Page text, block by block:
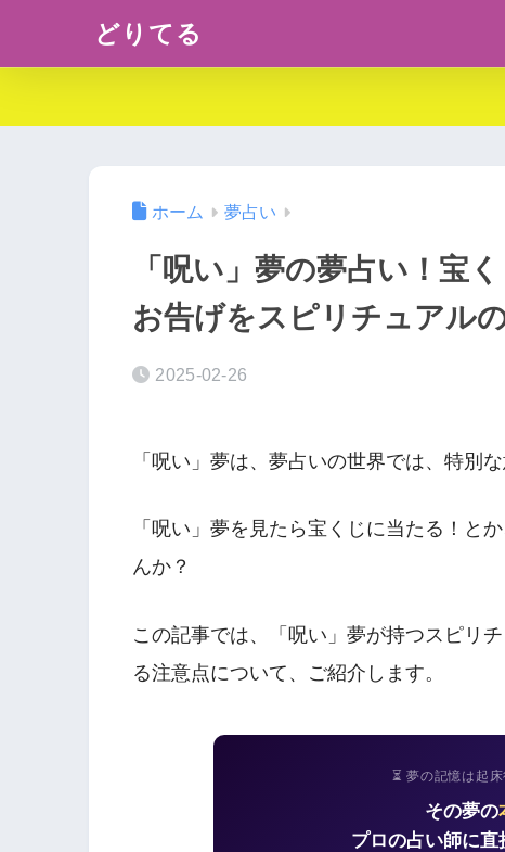
どりてる
ホーム 夢占い
「呪い」夢の夢占い！宝
お告げをスピリチュアル
2025-02-26
「呪い」夢は、夢占いの世界では、特別
「呪い」夢を見たら宝くじに当たる！と
んか？
この記事では、「呪い」夢が持つスピリ
る注意点について、ご紹介します。
⏳ 夢の記憶は起
その夢の
プロの占い師に直